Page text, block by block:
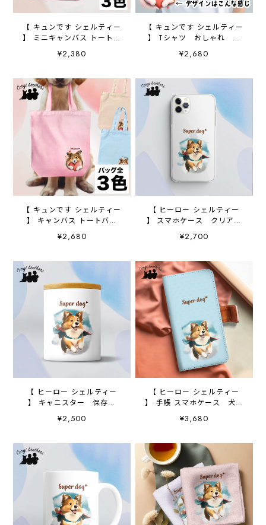
【 キュンです シェルティー
】 ミニキャンバス トートバ
ッグ 犬 ペット うちの
子 プレゼント 母の日
¥2,380
【 キュンです シェルティー
】 Tシャツ おしゃれ か
わいい 犬 ペット うち
の子 プレゼント ギフト
¥2,680
【 キュンです シェルティー
】 キャンバス トートバッ
グ 犬 ペット うちの
子 プレゼント ギフト
¥2,680
【 ヒーロー シェルティー
】 スマホケース クリアソ
フトケース 犬 犬グッ
ズ プレゼント アンドロ
¥2,700
【 ヒーロー シェルティー
】 キャニスター 保存容
器 お家用 プレゼント
犬 ペット うちの子 犬
¥2,500
【 ヒーロー シェルティー
】 手帳 スマホケース 犬
うちの子 プレゼント ペ
ット Android対応
¥3,680